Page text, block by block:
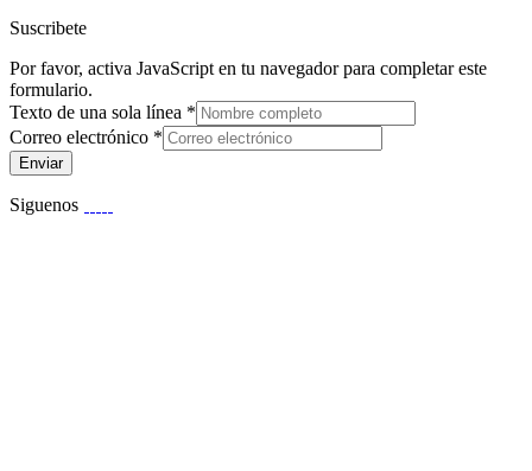
Suscribete
Por favor, activa JavaScript en tu navegador para completar este
formulario.
Texto de una sola línea *
Correo electrónico *
Enviar
Siguenos